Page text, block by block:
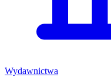
Wydawnictwa